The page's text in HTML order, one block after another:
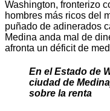
Washington, fronterizo
hombres más ricos del
puñado de adinerados
Medina anda mal de
afronta un déficit de
En el Estado de
ciudad de
sobre la renta